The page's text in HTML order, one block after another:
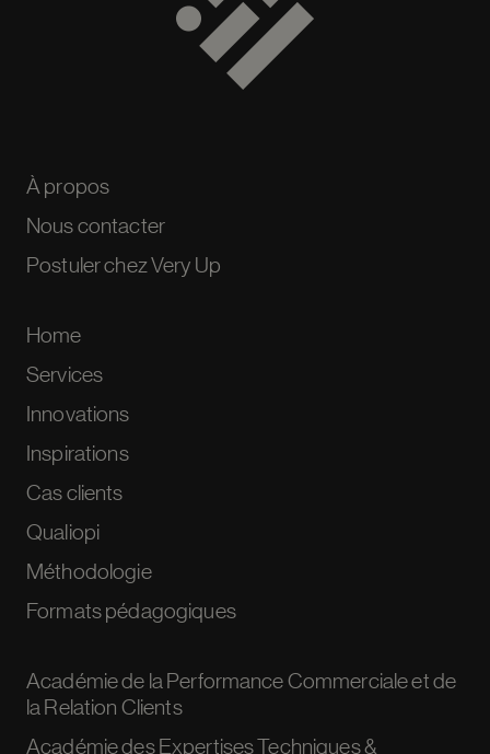
À propos
Nous contacter
Postuler chez Very Up
Home
Services
Innovations
Inspirations
Cas clients
Qualiopi
Méthodologie
Formats pédagogiques
Académie de la Performance Commerciale et de
la Relation Clients
Académie des Expertises Techniques &